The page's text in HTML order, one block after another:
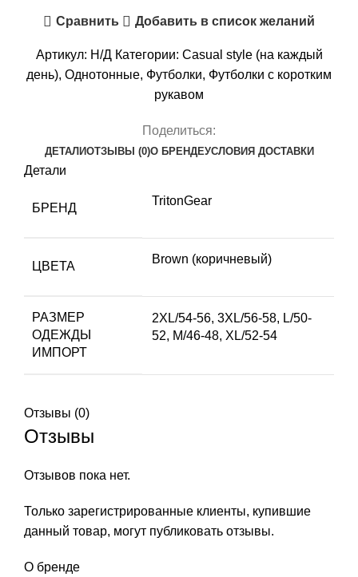
Коричневый)
Сравнить Добавить в список желаний
Артикул: Н/Д Категории: Casual style (на каждый
день), Однотонные, Футболки, Футболки с коротким
рукавом
Поделиться:
ДЕТАЛИОТЗЫВЫ (0)О БРЕНДЕУСЛОВИЯ ДОСТАВКИ
Детали
БРЕНД
TritonGear
ЦВЕТА
Brown (коричневый)
РАЗМЕР
ОДЕЖДЫ
ИМПОРТ
2XL/54-56, 3XL/56-58, L/50-
52, M/46-48, XL/52-54
Отзывы (0)
Отзывы
Отзывов пока нет.
Только зарегистрированные клиенты, купившие
данный товар, могут публиковать отзывы.
О бренде